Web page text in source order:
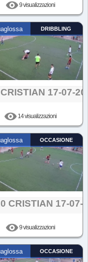
9 visualizzazioni
DRIBBLING
17-07-
14 visualizzazioni
OCCASIONE
CRISTIAN 17-07-
9 visualizzazioni
OCCASIONE